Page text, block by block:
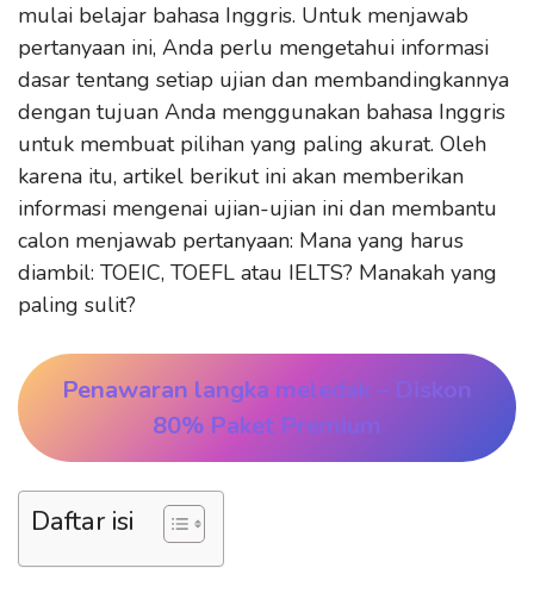
mulai belajar bahasa Inggris. Untuk menjawab
pertanyaan ini, Anda perlu mengetahui informasi
dasar tentang setiap ujian dan membandingkannya
dengan tujuan Anda menggunakan bahasa Inggris
untuk membuat pilihan yang paling akurat. Oleh
karena itu, artikel berikut ini akan memberikan
informasi mengenai ujian-ujian ini dan membantu
calon menjawab pertanyaan: Mana yang harus
diambil: TOEIC, TOEFL atau IELTS? Manakah yang
paling sulit?
Penawaran langka meledak – Diskon
80% Paket Premium
Daftar isi